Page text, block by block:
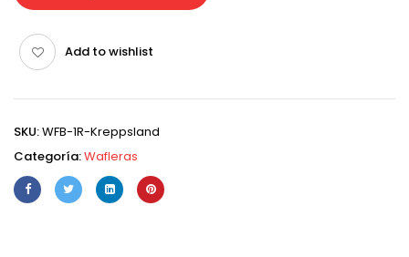
Add to wishlist
SKU:WFB-1R-Kreppsland
Categoría:Wafleras